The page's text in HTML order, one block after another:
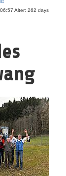
Alter: 262 days